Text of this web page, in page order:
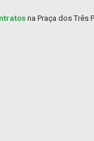
na Praça dos Três